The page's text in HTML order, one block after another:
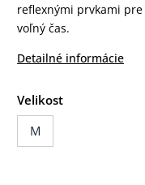
reflexnými prvkami
voľný čas.
Detailné informácie
Velikost
M